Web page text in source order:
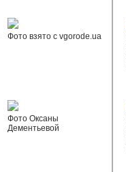
Фото взято с vgorode.ua
Фото Оксаны
Дементьевой